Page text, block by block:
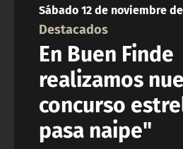
Sábado 12 de noviembre
Destacados
En Buen Finde
realizamos
concurso
pasa naipe"